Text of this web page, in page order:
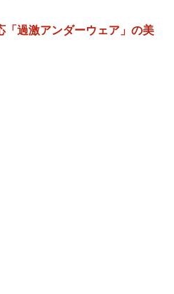
「過激アンダーウェア」の美